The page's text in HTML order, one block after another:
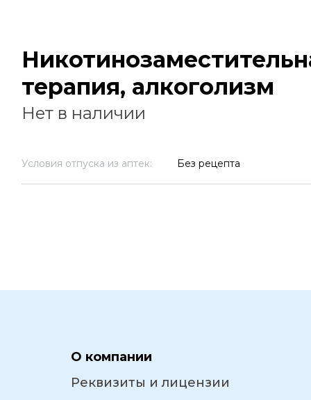
терапия, алкоголизм
Нет в наличии
Условия отпуска из аптек: Без рецепта
О компании
Реквизиты и лицензии